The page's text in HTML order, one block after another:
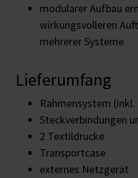
modularer Aufbau
wirkungsvolleren
mehrerer Systeme
Lieferumfang
Rahmensystem
Steckverbindungen
2 Textildrucke
Transportcase
externes Netzgerät